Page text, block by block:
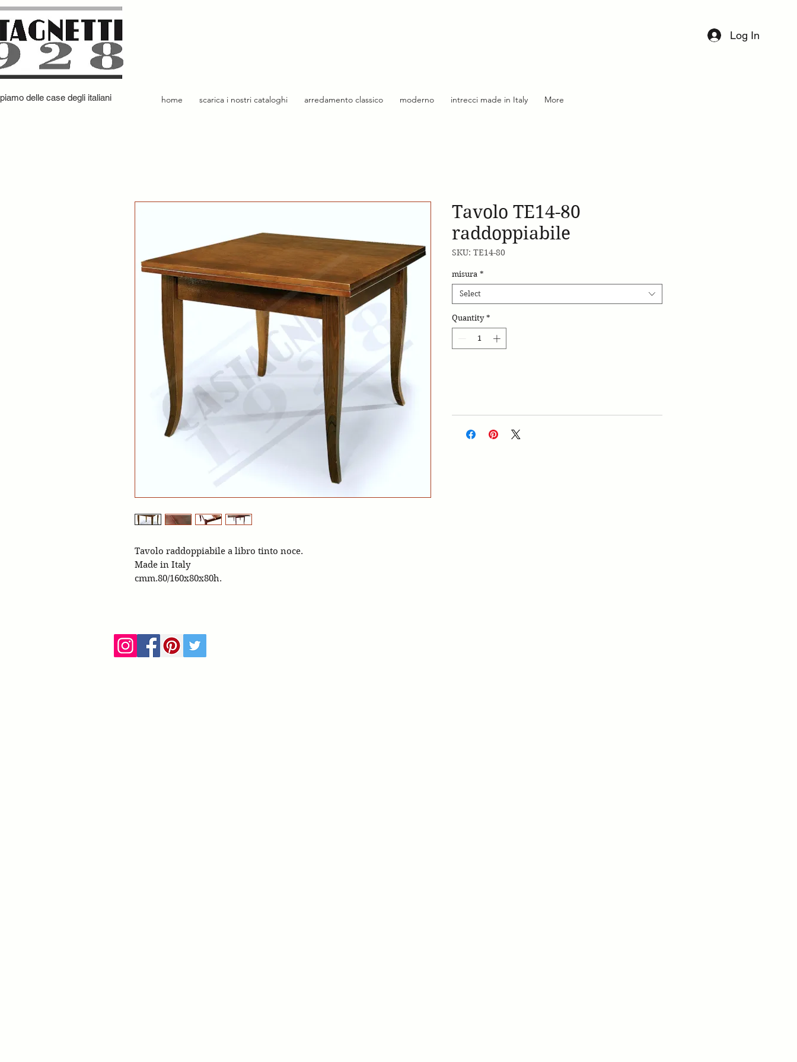
delle case degli italiani
Log In
home scarica i nostri cataloghi arredamento classico moderno intrecci made in Italy More
Tavolo raddoppiabile a libro tinto noce.
Made in Italy
cmm.80/160x80x80h.
Tavolo TE14-80
raddoppiabile
SKU: TE14-80
misura *
Select
Quantity *